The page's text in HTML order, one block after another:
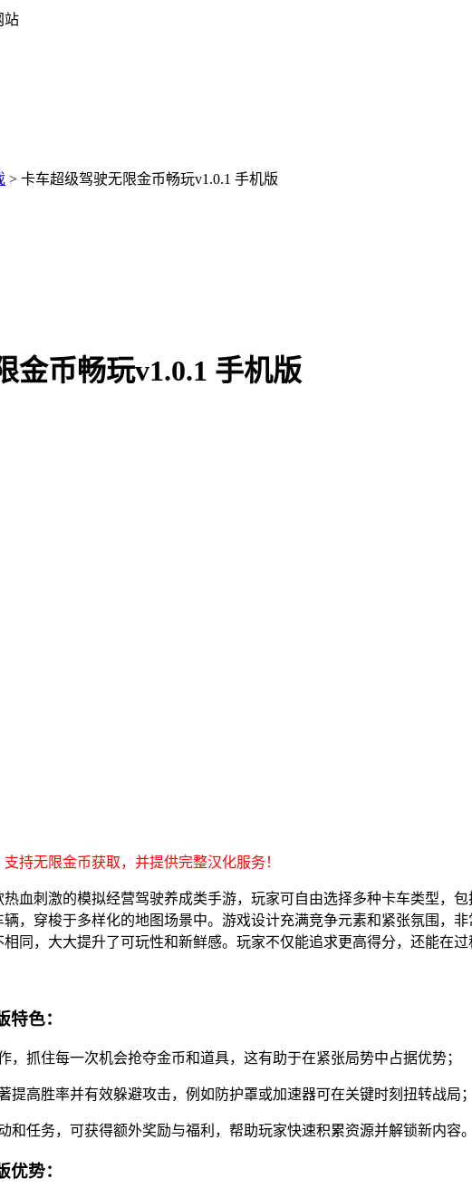
站
> 卡车超级驾驶无限金币畅玩v1.0.1 手机版
金币畅玩v1.0.1 手机版
持无限金币获取，并提供完整汉化服务！
热血刺激的模拟经营驾驶养成类手游，玩家可自由选择多种卡车类型，
，穿梭于多样化的地图场景中。游戏设计充满竞争元素和紧张氛围，
同，大大提升了可玩性和新鲜感。玩家不仅能追求更高得分，还能在
色：
，抓住每一次机会抢夺金币和道具，这有助于在紧张局势中占据优势；
提高胜率并有效躲避攻击，例如防护罩或加速器可在关键时刻扭转战局；
和任务，可获得额外奖励与福利，帮助玩家快速积累资源并解锁新内容。
势：